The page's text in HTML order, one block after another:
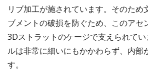
リブ加工が施されています。そのため
ブメントの破損を防ぐため、このアセ
3Dストラットのケージで支えられて
ルは非常に細いにもかかわらず、内部
す。